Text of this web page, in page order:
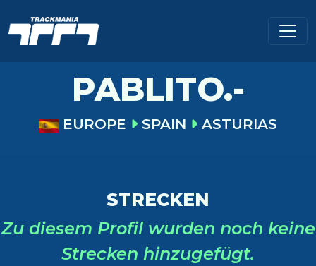
PABLITO.-
EUROPE SPAIN ASTURIAS
STRECKEN
Zu diesem Profil wurden noch keine
Strecken hinzugefügt.